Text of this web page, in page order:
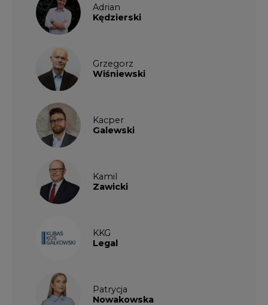
Adrian
Kędzierski
Grzegorz
Wiśniewski
Kacper
Galewski
Kamil
Zawicki
KKG
Legal
Patrycja
Nowakowska